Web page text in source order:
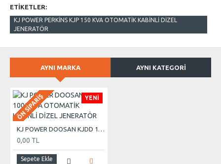
ETIKETLER:
KJ POWER PERKİNS KJP 150 KVA OTOMATİK KABİNLİ DİZEL
JENERATÖR
AYNI MARKA AYNI KATEGORI
YENI
ÖN SIPARIŞ
KJ POWER DOOSAN KJDD 1000 KVA OTOMATİK KABİNLİ DİZEL JENERATÖR
0,00 TL
Sepete Ekle